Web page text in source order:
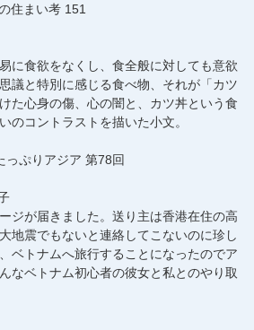
住まい考 151
に食欲をなくし、食全般に対しても意欲
議と特別に感じる食べ物、それが「カツ
た心身の傷、心の闇と、カツ丼という食
のコントラストを描いた小文。
っぷりアジア 第78回
ジが届きました。送り主は香港在住の高
地震でもないと連絡してこないのに珍し
ベトナムへ旅行することになったのでア
なベトナム初心者の彼女と私とのやり取